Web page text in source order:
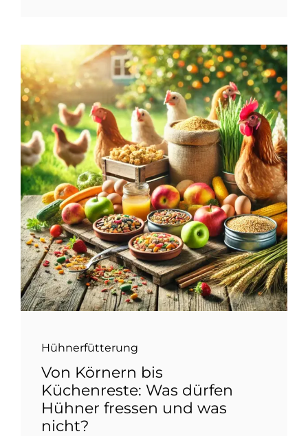
Hühnerfütterung
Von Körnern bis
Küchenreste: Was dürfen
Hühner fressen und was
nicht?